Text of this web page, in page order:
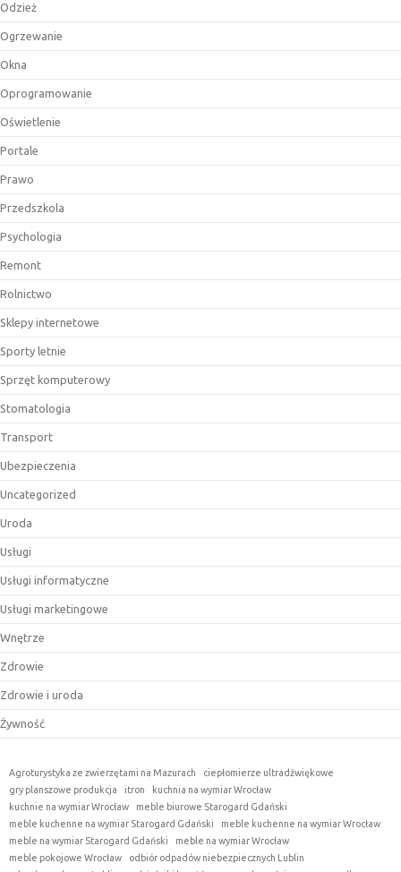
Odzież
Ogrzewanie
Okna
Oprogramowanie
Oświetlenie
Portale
Prawo
Przedszkola
Psychologia
Remont
Rolnictwo
Sklepy internetowe
Sporty letnie
Sprzęt komputerowy
Stomatologia
Transport
Ubezpieczenia
Uncategorized
Uroda
Usługi
Usługi informatyczne
Usługi marketingowe
Wnętrze
Zdrowie
Zdrowie i uroda
Żywność
Agroturystyka ze zwierzętami na Mazurach
ciepłomierze ultradźwiękowe
gry planszowe produkcja
itron
kuchnia na wymiar Wrocław
kuchnie na wymiar Wrocław
meble biurowe Starogard Gdański
meble kuchenne na wymiar Starogard Gdański
meble kuchenne na wymiar Wrocław
meble na wymiar Starogard Gdański
meble na wymiar Wrocław
meble pokojowe Wrocław
odbiór odpadów niebezpiecznych Lublin